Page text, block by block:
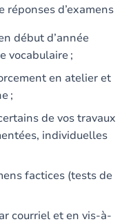
d’examens
début d’année
vocabulaire ;
en atelier et
;
de vos travaux
individuelles
factices (tests de
courriel et en vis-à-